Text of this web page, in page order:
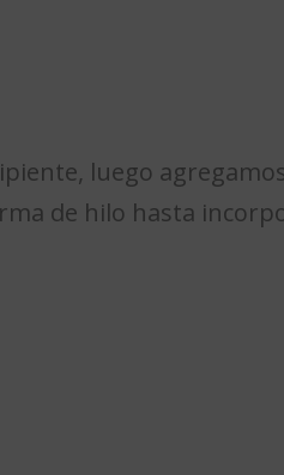
luego
de hilo hasta